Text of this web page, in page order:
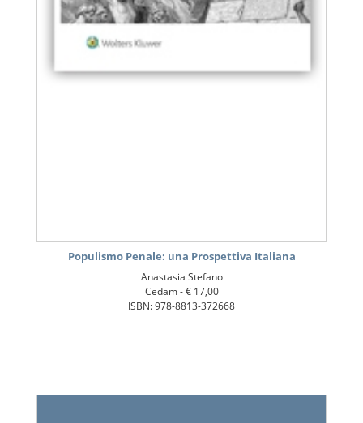
Populismo Penale: una Prospettiva Italiana
Anastasia Stefano
Cedam -€ 17,00
ISBN: 978-8813-372668